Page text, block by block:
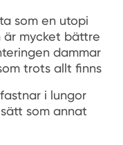
som en utopi
är mycket bättre
dammar
trots allt finns
i lungor
som annat